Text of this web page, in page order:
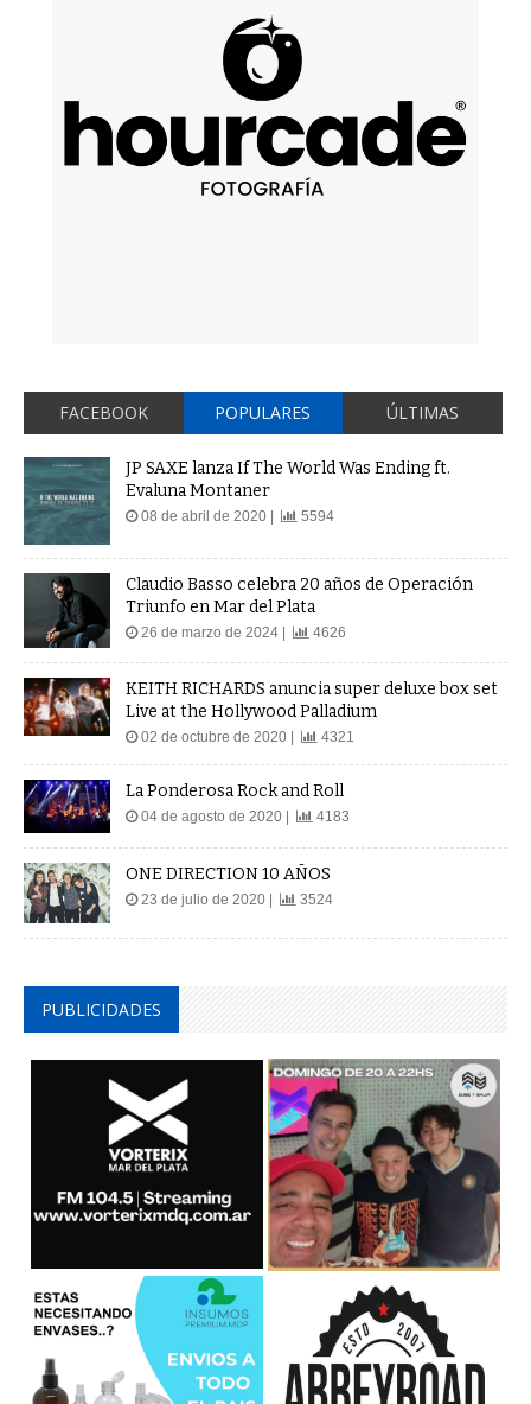
FACEBOOK POPULARES ÚLTIMAS
JP SAXE lanza If The World Was Ending ft.
Evaluna Montaner
08 de abril de 2020 | 5594
Claudio Basso celebra 20 años de Operación
Triunfo en Mar del Plata
26 de marzo de 2024 | 4626
KEITH RICHARDS anuncia super deluxe box set
Live at the Hollywood Palladium
02 de octubre de 2020 | 4321
La Ponderosa Rock and Roll
04 de agosto de 2020 | 4183
ONE DIRECTION 10 AÑOS
23 de julio de 2020 | 3524
PUBLICIDADES